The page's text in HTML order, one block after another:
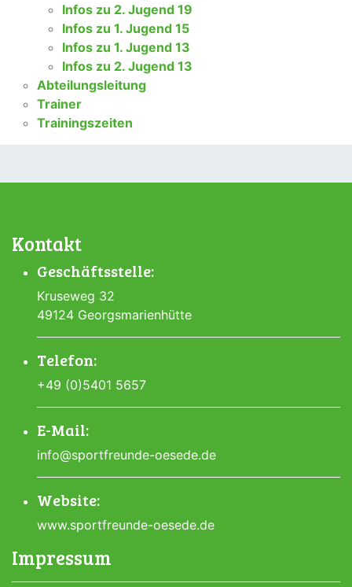
Infos zu 2. Jugend 19
Infos zu 1. Jugend 15
Infos zu 1. Jugend 13
Infos zu 2. Jugend 13
Abteilungsleitung
Trainer
Trainingszeiten
Kontakt
Geschäftsstelle:
Kruseweg 32
49124 Georgsmarienhütte
Telefon:
+49 (0)5401 5657
E-Mail:
info@sportfreunde-oesede.de
Website:
www.sportfreunde-oesede.de
Impressum